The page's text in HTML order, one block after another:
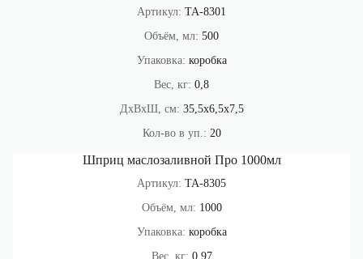
Артикул: ТА-8301
Объём, мл: 500
Упаковка: коробка
Вес, кг: 0,8
ДхВхШ, см: 35,5х6,5х7,5
Кол-во в уп.: 20
Шприц маслозаливной Про 1000мл
Артикул: ТА-8305
Объём, мл: 1000
Упаковка: коробка
Вес, кг: 0,97